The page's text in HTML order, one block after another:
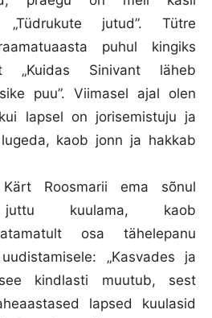
„Tüdrukute jutud”. Tütre
puhul kingiks
„Kuidas Sinivant läheb
puu”. Viimasel ajal olen
lapsel on jorisemistuju ja
kaob jonn ja hakkab
Roosmarii ema sõnul
juttu kuulama, kaob
osa tähelepanu
„Kasvades ja
kindlasti muutub, sest
lapsed kuulasid